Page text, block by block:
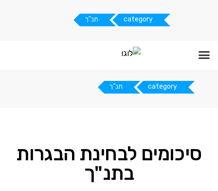
category תנ"ך
category תנ"ך
סיכומים לבחינת הבגרות
בתנ"ך